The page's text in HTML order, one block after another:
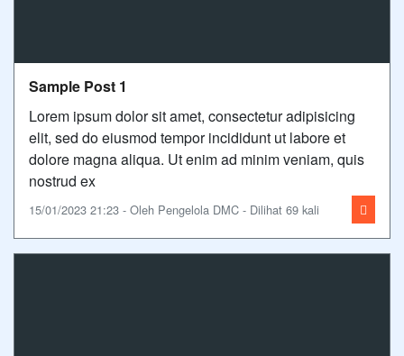
Sample Post 1
Lorem ipsum dolor sit amet, consectetur adipisicing
elit, sed do eiusmod tempor incididunt ut labore et
dolore magna aliqua. Ut enim ad minim veniam, quis
nostrud ex
15/01/2023 21:23 - Oleh Pengelola DMC - Dilihat 69 kali